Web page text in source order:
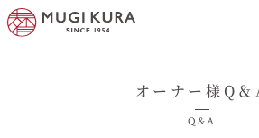
オーナー様Q＆
Q&A